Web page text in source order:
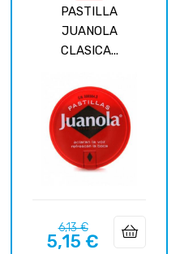
PASTILLA
JUANOLA
CLASICA...
Precio
regular
6,13 €Precio
5,15 €